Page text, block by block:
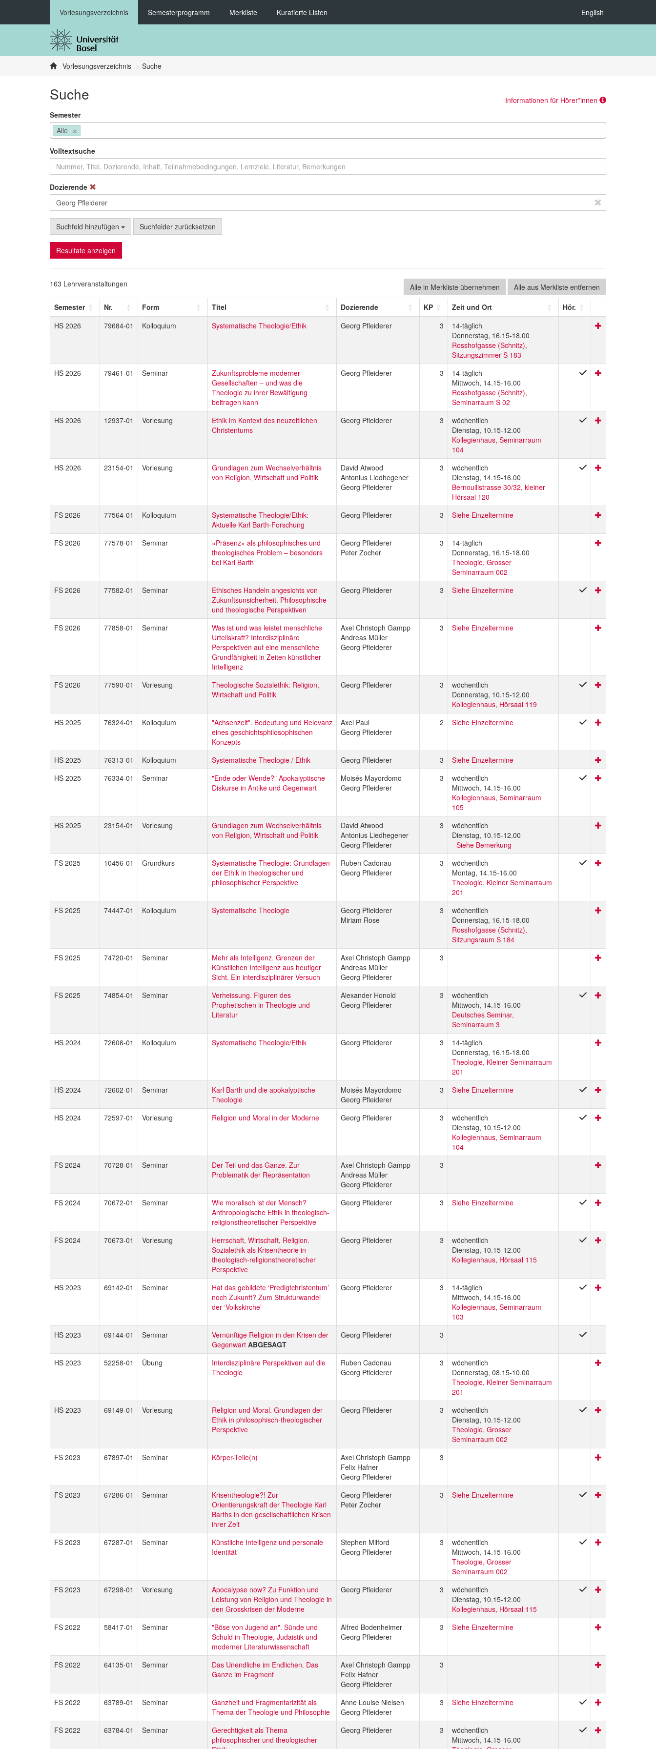
Vorlesungsverzeichnis Semesterprogramm Merkliste Kuratierte Listen English
Vorlesungsverzeichnis Suche
Suche
Informationen für Hörer*innen
Semester
×
Alle
Volltextsuche
Dozierende
Suchfeld hinzufügen Suchfelder zurücksetzen
Resultate anzeigen
Alle aus Merkliste entfernen
Alle in Merkliste übernehmen
163 Lehrveranstaltungen
Semester Nr. Form Titel Dozierende KP Zeit und Ort
Hör.
HS 2026
79684-01 Kolloquium Systematische Theologie/Ethik Georg Pfleiderer 3
14-täglich
Donnerstag, 16.15-18.00
Rosshofgasse (Schnitz),
Sitzungszimmer S 183
HS 2026
79461-01 Seminar
Zukunftsprobleme moderner
Gesellschaften – und was die
Theologie zu ihrer Bewältigung
beitragen kann
Georg Pfleiderer 3
14-täglich
Mittwoch, 14.15-16.00
Rosshofgasse (Schnitz),
Seminarraum S 02
HS 2026
12937-01 Vorlesung
Ethik im Kontext des neuzeitlichen
Christentums
Georg Pfleiderer 3
wöchentlich
Dienstag, 10.15-12.00
Kollegienhaus, Seminarraum
104
HS 2026
23154-01 Vorlesung
Grundlagen zum Wechselverhältnis
von Religion, Wirtschaft und Politik
David Atwood
Antonius Liedhegener
Georg Pfleiderer
3
wöchentlich
Dienstag, 14.15-16.00
Bernoullistrasse 30/32, kleiner
Hörsaal 120
FS 2026
77564-01 Kolloquium
Systematische Theologie/Ethik:
Aktuelle Karl Barth-Forschung
Georg Pfleiderer 3 Siehe Einzeltermine
FS 2026 77578-01 Seminar
«Präsenz» als philosophisches und
theologisches Problem – besonders
bei Karl Barth
Georg Pfleiderer
Peter Zocher
3
14-täglich
Donnerstag, 16.15-18.00
Theologie, Grosser
Seminarraum 002
FS 2026
77582-01 Seminar
Ethisches Handeln angesichts von
Zukunftsunsicherheit. Philosophische
und theologische Perspektiven
Georg Pfleiderer 3 Siehe Einzeltermine
FS 2026 77858-01 Seminar
Was ist und was leistet menschliche
Urteilskraft? Interdisziplinäre
Perspektiven auf eine menschliche
Grundfähigkeit in Zeiten künstlicher
Intelligenz
Axel Christoph Gampp
Andreas Müller
Georg Pfleiderer
3 Siehe Einzeltermine
FS 2026 77590-01 Vorlesung
Theologische Sozialethik: Religion,
Wirtschaft und Politik
Georg Pfleiderer 3
wöchentlich
Donnerstag, 10.15-12.00
Kollegienhaus, Hörsaal 119
HS 2025
76324-01 Kolloquium
"Achsenzeit". Bedeutung und Relevanz
eines geschichtsphilosophischen
Konzepts
Axel Paul
Georg Pfleiderer
2 Siehe Einzeltermine
HS 2025 76313-01 Kolloquium Systematische Theologie / Ethik Georg Pfleiderer 3
Siehe Einzeltermine
HS 2025
76334-01 Seminar
"Ende oder Wende?" Apokalyptische
Diskurse in Antike und Gegenwart
Moisés Mayordomo
Georg Pfleiderer
3
wöchentlich
Mittwoch, 14.15-16.00
Kollegienhaus, Seminarraum
105
HS 2025
23154-01 Vorlesung
Grundlagen zum Wechselverhältnis
von Religion, Wirtschaft und Politik
David Atwood
Antonius Liedhegener
Georg Pfleiderer
3
wöchentlich
Dienstag, 10.15-12.00
- Siehe Bemerkung
FS 2025
10456-01 Grundkurs
Systematische Theologie: Grundlagen
der Ethik in theologischer und
philosophischer Perspektive
Ruben Cadonau
Georg Pfleiderer
3
wöchentlich
Montag, 14.15-16.00
Theologie, Kleiner Seminarraum
201
FS 2025
74447-01 Kolloquium Systematische Theologie
Georg Pfleiderer
Miriam Rose
3
wöchentlich
Donnerstag, 16.15-18.00
Rosshofgasse (Schnitz),
Sitzungsraum S 184
FS 2025
74720-01 Seminar
Mehr als Intelligenz. Grenzen der
Künstlichen Intelligenz aus heutiger
Sicht. Ein interdisziplinärer Versuch
Axel Christoph Gampp
Andreas Müller
Georg Pfleiderer
3
FS 2025 74854-01 Seminar
Verheissung. Figuren des
Prophetischen in Theologie und
Literatur
Alexander Honold
Georg Pfleiderer
3
wöchentlich
Mittwoch, 14.15-16.00
Deutsches Seminar,
Seminarraum 3
HS 2024
72606-01 Kolloquium Systematische Theologie/Ethik Georg Pfleiderer 3
14-täglich
Donnerstag, 16.15-18.00
Theologie, Kleiner Seminarraum
201
HS 2024
72602-01 Seminar
Karl Barth und die apokalyptische
Theologie
Moisés Mayordomo
Georg Pfleiderer
3 Siehe Einzeltermine
HS 2024 72597-01 Vorlesung Religion und Moral in der Moderne Georg Pfleiderer 3
wöchentlich
Dienstag, 10.15-12.00
Kollegienhaus, Seminarraum
104
FS 2024
70728-01 Seminar
Der Teil und das Ganze. Zur
Problematik der Repräsentation
Axel Christoph Gampp
Andreas Müller
Georg Pfleiderer
3
FS 2024 70672-01 Seminar
Wie moralisch ist der Mensch?
Anthropologische Ethik in theologisch-
religionstheoretischer Perspektive
Georg Pfleiderer 3 Siehe Einzeltermine
FS 2024 70673-01 Vorlesung
Herrschaft, Wirtschaft, Religion.
Sozialethik als Krisentheorie in
theologisch-religionstheoretischer
Perspektive
Georg Pfleiderer 3
wöchentlich
Dienstag, 10.15-12.00
Kollegienhaus, Hörsaal 115
HS 2023 69142-01 Seminar
Hat das gebildete ‘Predigtchristentum’
noch Zukunft? Zum Strukturwandel
der ‘Volkskirche’
Georg Pfleiderer 3
14-täglich
Mittwoch, 14.15-16.00
Kollegienhaus, Seminarraum
103
HS 2023
69144-01 Seminar
Vernünftige Religion in den Krisen der
Gegenwart ABGESAGT
Georg Pfleiderer 3
HS 2023 52258-01 Übung
Interdisziplinäre Perspektiven auf die
Theologie
Ruben Cadonau
Georg Pfleiderer
3
wöchentlich
Donnerstag, 08.15-10.00
Theologie, Kleiner Seminarraum
201
HS 2023
69149-01 Vorlesung
Religion und Moral. Grundlagen der
Ethik in philosophisch-theologischer
Perspektive
Georg Pfleiderer 3
wöchentlich
Dienstag, 10.15-12.00
Theologie, Grosser
Seminarraum 002
FS 2023
67897-01 Seminar Körper-Teile(n)
Axel Christoph Gampp
Felix Hafner
Georg Pfleiderer
3
FS 2023 67286-01 Seminar
Krisentheologie?! Zur
Orientierungskraft der Theologie Karl
Barths in den gesellschaftlichen Krisen
ihrer Zeit
Georg Pfleiderer
Peter Zocher
3 Siehe Einzeltermine
FS 2023 67287-01 Seminar
Künstliche Intelligenz und personale
Identität
Stephen Milford
Georg Pfleiderer
3
wöchentlich
Mittwoch, 14.15-16.00
Theologie, Grosser
Seminarraum 002
FS 2023
67298-01 Vorlesung
Apocalypse now? Zu Funktion und
Leistung von Religion und Theologie in
den Grosskrisen der Moderne
Georg Pfleiderer 3
wöchentlich
Dienstag, 10.15-12.00
Kollegienhaus, Hörsaal 115
FS 2022
58417-01 Seminar
"Böse von Jugend an". Sünde und
Schuld in Theologie, Judaistik und
moderner Literaturwissenschaft
Alfred Bodenheimer
Georg Pfleiderer
3 Siehe Einzeltermine
FS 2022 64135-01 Seminar
Das Unendliche im Endlichen. Das
Ganze im Fragment
Axel Christoph Gampp
Felix Hafner
Georg Pfleiderer
3
FS 2022 63789-01 Seminar
Ganzheit und Fragmentarizität als
Thema der Theologie und Philosophie
Anne Louise Nielsen
Georg Pfleiderer
3 Siehe Einzeltermine
FS 2022 63784-01 Seminar
Gerechtigkeit als Thema
philosophischer und theologischer
Georg Pfleiderer 3
wöchentlich
Mittwoch, 14.15-16.00